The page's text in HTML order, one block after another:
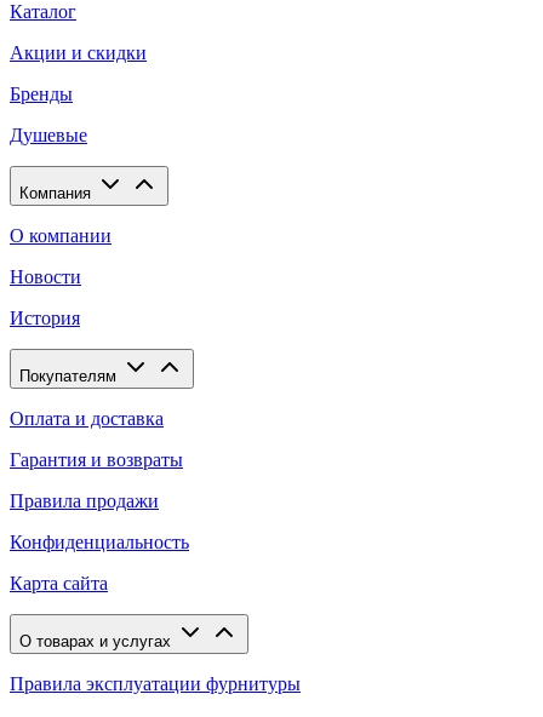
Каталог
Акции и скидки
Бренды
Душевые
Компания
О компании
Новости
История
Покупателям
Оплата и доставка
Гарантия и возвраты
Правила продажи
Конфиденциальность
Карта сайта
О товарах и услугах
Правила эксплуатации фурнитуры